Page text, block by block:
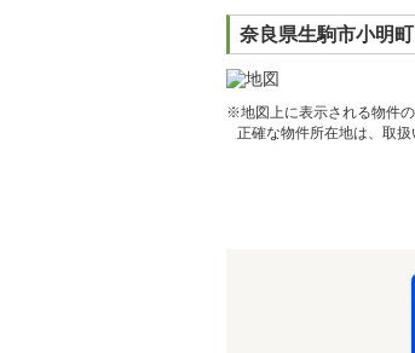
奈良県生駒市小明
※地図上に表示される物件
正確な物件所在地は、取扱